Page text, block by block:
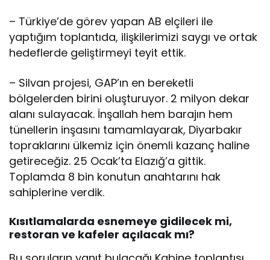
– Türkiye’de görev yapan AB elçileri ile
yaptığım toplantıda, ilişkilerimizi saygı ve ortak
hedeflerde geliştirmeyi teyit ettik.
– Silvan projesi, GAP’ın en bereketli
bölgelerden birini oluşturuyor. 2 milyon dekar
alanı sulayacak. İnşallah hem barajın hem
tünellerin inşasını tamamlayarak, Diyarbakır
topraklarını ülkemiz için önemli kazanç haline
getireceğiz. 25 Ocak’ta Elazığ’a gittik.
Toplamda 8 bin konutun anahtarını hak
sahiplerine verdik.
Kısıtlamalarda esnemeye gidilecek mi,
restoran ve kafeler açılacak mı?